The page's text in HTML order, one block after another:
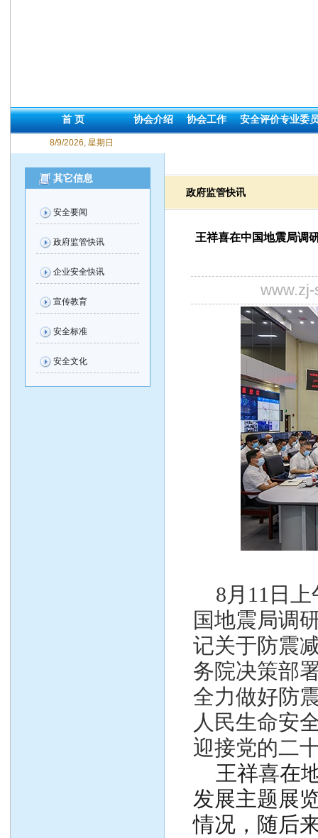
首 页 协会介绍 协会工作 安全评价专业委
8/9/2026, 星期日
其它信息
安全要闻
政府监管快讯
企业安全快讯
宣传教育
安全标准
安全文化
政府监管快讯
王祥喜在中国地震局调
8月 11 日
国地震局调
记关于防震
务院决策部
全力做好防
人民生命安
迎接党的二
王祥喜在
发展主题展
情况，随后